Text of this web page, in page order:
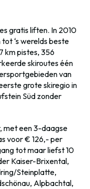
gratis liften. In 2010
‘s werelds beste
km pistes, 356
skiroutes één
van
grote skiregio in
Süd zonder
met een 3-daagse
voor € 126,- per
tot maar liefst 10
Kaiser-Brixental,
Steinplatte,
Alpbachtal,